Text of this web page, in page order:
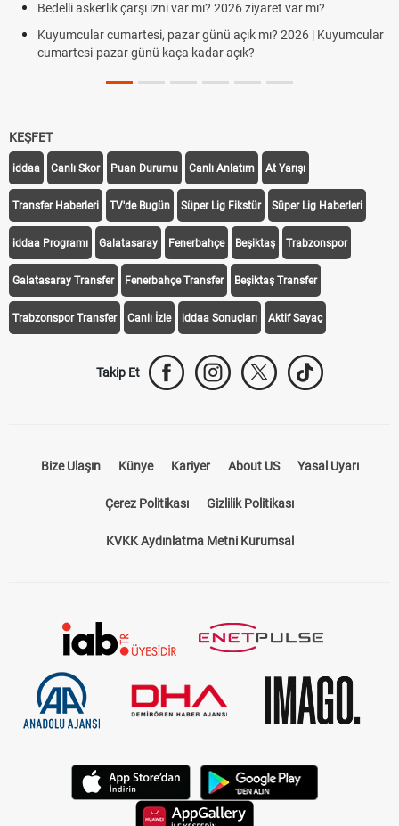
Bedelli askerlik çarşı izni var mı? 2026 ziyaret var mı?
Kuyumcular cumartesi, pazar günü açık mı? 2026 | Kuyumcular
cumartesi-pazar günü kaça kadar açık?
KEŞFET
iddaa Canlı Skor Puan Durumu Canlı Anlatım At Yarışı
Transfer Haberleri TV'de Bugün Süper Lig Fikstür Süper Lig Haberleri
iddaa Programı Galatasaray Fenerbahçe Beşiktaş Trabzonspor
Galatasaray Transfer Fenerbahçe Transfer Beşiktaş Transfer
Trabzonspor Transfer Canlı İzle iddaa Sonuçları Aktif Sayaç
Takip Et
Bize Ulaşın Künye Kariyer About US Yasal Uyarı
Çerez Politikası Gizlilik Politikası
KVKK Aydınlatma Metni Kurumsal